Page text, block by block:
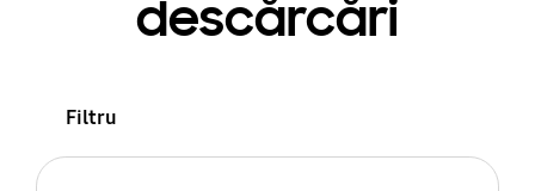
descărcări
Filtru